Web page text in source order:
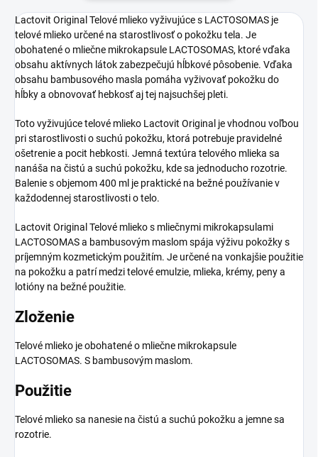
Lactovit Original Telové mlieko vyživujúce s LACTOSOMAS je
telové mlieko určené na starostlivosť o pokožku tela. Je
obohatené o mliečne mikrokapsule LACTOSOMAS, ktoré vďaka
obsahu aktívnych látok zabezpečujú hĺbkové pôsobenie. Vďaka
obsahu bambusového masla pomáha vyživovať pokožku do
hĺbky a obnovovať hebkosť aj tej najsuchšej pleti.
Toto vyživujúce telové mlieko Lactovit Original je vhodnou voľbou
pri starostlivosti o suchú pokožku, ktorá potrebuje pravidelné
ošetrenie a pocit hebkosti. Jemná textúra telového mlieka sa
nanáša na čistú a suchú pokožku, kde sa jednoducho rozotrie.
Balenie s objemom 400 ml je praktické na bežné používanie v
každodennej starostlivosti o telo.
Lactovit Original Telové mlieko s mliečnymi mikrokapsulami
LACTOSOMAS a bambusovým maslom spája výživu pokožky s
príjemným kozmetickým použitím. Je určené na vonkajšie použitie
na pokožku a patrí medzi telové emulzie, mlieka, krémy, peny a
lotióny na bežné použitie.
Zloženie
Telové mlieko je obohatené o mliečne mikrokapsule
LACTOSOMAS. S bambusovým maslom.
Použitie
Telové mlieko sa nanesie na čistú a suchú pokožku a jemne sa
rozotrie.